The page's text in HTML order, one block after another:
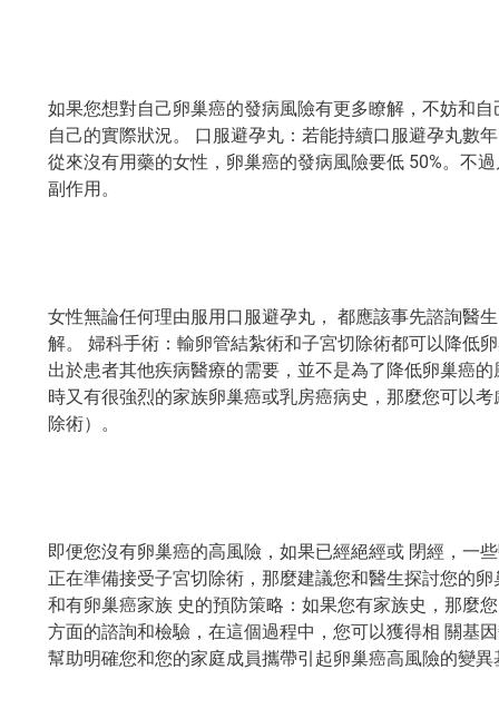
如果您想對自己卵巢癌的發病風險有更多瞭解，不妨和
自己的實際狀況。 口服避孕丸：若能持續口服避孕丸數
從來沒有用藥的女性，卵巢癌的發病風險要低 50%。不
副作用。
女性無論任何理由服用口服避孕丸， 都應該事先諮詢醫
解。 婦科手術：輸卵管結紮術和子宮切除術都可以降低
出於患者其他疾病醫療的需要，並不是為了降低卵巢癌
時又有很強烈的家族卵巢癌或乳房癌病史，那麼您可以
除術）。
即便您沒有卵巢癌的高風險，如果已經絕經或 閉經，一
正在準備接受子宮切除術，那麼建議您和醫生探討您的
和有卵巢癌家族 史的預防策略：如果您有家族史，那麼
方面的諮詢和檢驗，在這個過程中，您可以獲得相 關基
幫助明確您和您的家庭成員攜帶引起卵巢癌高風險的變異